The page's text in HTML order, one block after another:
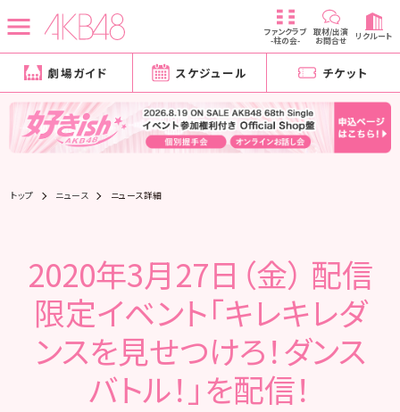
ファンクラブ
-柱の会-
取材/出演
お問合せ リクルート
劇場ガイド スケジュール チケット
トップ ニュース ニュース詳細
2020年3月27日（金） 配信
限定イベント「キレキレダ
ンスを見せつけろ！ダンス
バトル！」を配信！